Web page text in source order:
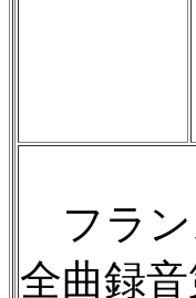
フラン
全曲録